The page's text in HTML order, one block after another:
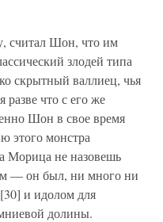
считал Шон, что им
злодей типа
скрытный валлиец, чья
разве что с его же
Шон в свое время
этого монстра
Морица не назовешь
— он был, ни много ни
и идолом для
долины.